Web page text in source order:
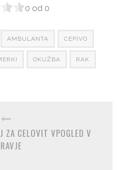
0 od 0
AMBULANTA CEPIVO
OKUŽBA RAK
ZA CELOVIT VPOGLED V